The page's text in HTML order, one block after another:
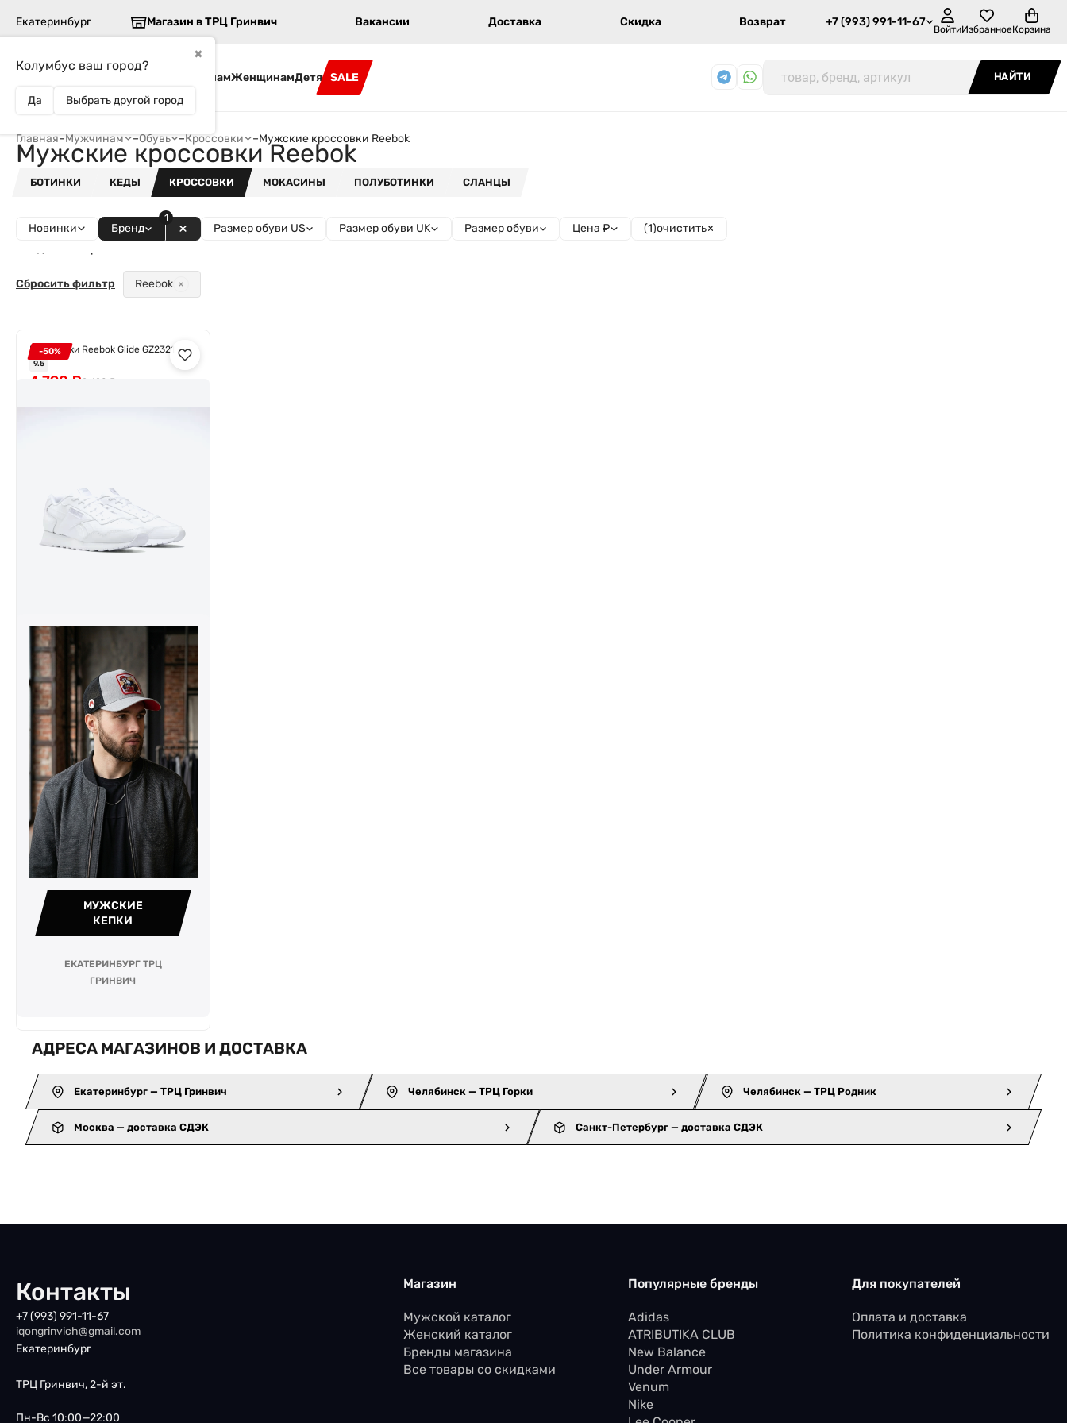
Екатеринбург
✖
Колумбус ваш город?
Да Выбрать другой город
Магазин в ТРЦ Гринвич Вакансии Доставка Скидка Возврат +7 (993) 991-11-67
ВойтиИзбранноеКорзина
МужчинамЖенщинамДетям SALE НАЙТИ
Главная–Мужчинам –Обувь –Кроссовки –Мужские кроссовки Reebok
Мужские кроссовки Reebok
БОТИНКИ КЕДЫ КРОССОВКИ МОКАСИНЫ ПОЛУБОТИНКИ СЛАНЦЫ
Новинки Бренд
1
Размер обуви US Размер обуви UK Размер обуви Цена ₽ (1)очистить
Reebok
Сбросить фильтр
-50%
Кроссовки Reebok Glide GZ2321
9.5
9 490 ₽
4 790 ₽
МУЖСКИЕ
КЕПКИ
ЕКАТЕРИНБУРГ ТРЦ
ГРИНВИЧ
АДРЕСА МАГАЗИНОВ И ДОСТАВКА
Екатеринбург — ТРЦ Гринвич Челябинск — ТРЦ Горки Челябинск — ТРЦ Родник
Москва — доставка СДЭК Санкт-Петербург — доставка СДЭК
Контакты
+7 (993) 991-11-67
iqongrinvich@gmail.com
Екатеринбург
ТРЦ Гринвич, 2-й эт.
Пн-Вс 10:00—22:00
Магазин
Мужской каталог
Женский каталог
Бренды магазина
Все товары со скидками
Популярные бренды
Adidas
ATRIBUTIKA CLUB
New Balance
Under Armour
Venum
Nike
Для покупателей
Оплата и доставка
Политика конфиденциальности